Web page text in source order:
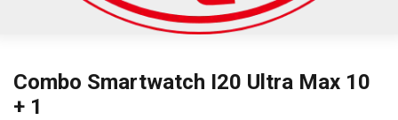
Combo Smartwatch I20 Ultra Max 10
+ 1